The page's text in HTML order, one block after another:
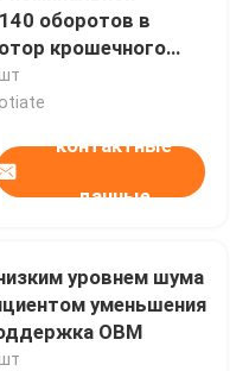
оборотов в
крошечного
редуктора
током ≤
контактные
данные
уровнем шума
уменьшения
OBM